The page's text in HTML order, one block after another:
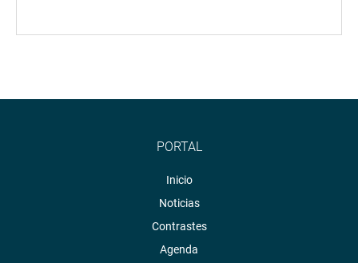
PORTAL
Inicio
Noticias
Contrastes
Agenda